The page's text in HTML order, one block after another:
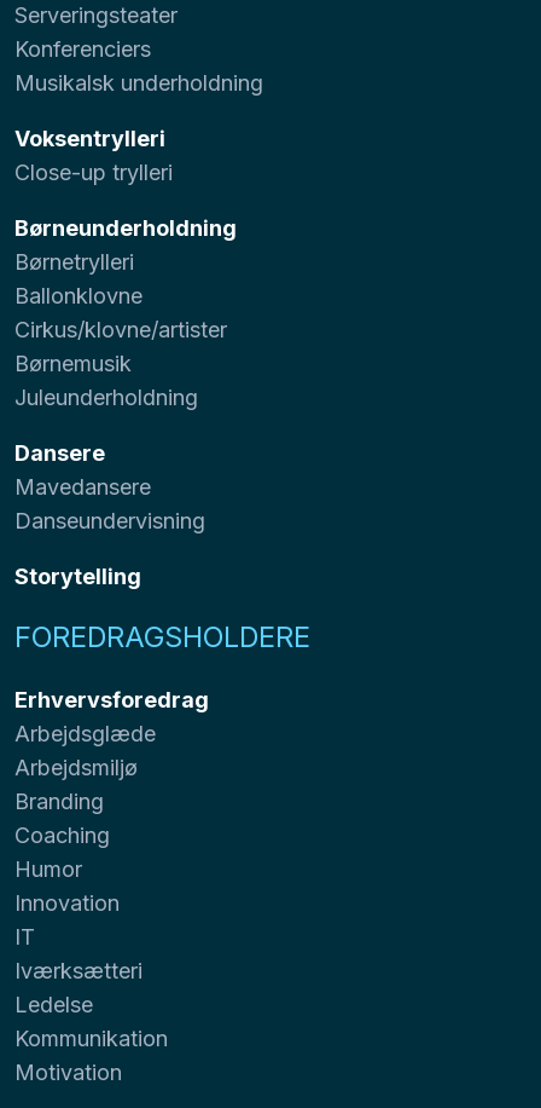
Serveringsteater
Konferenciers
Musikalsk underholdning
Voksentrylleri
Close-up trylleri
Børneunderholdning
Børnetrylleri
Ballonklovne
Cirkus/klovne/artister
Børnemusik
Juleunderholdning
Dansere
Mavedansere
Danseundervisning
Storytelling
FOREDRAGSHOLDERE
Erhvervsforedrag
Arbejdsglæde
Arbejdsmiljø
Branding
Coaching
Humor
Innovation
IT
Iværksætteri
Ledelse
Kommunikation
Motivation